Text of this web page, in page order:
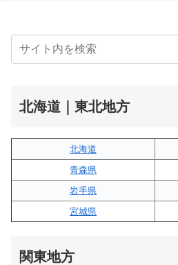
北海道｜東北地方
北海道
青森県
岩手県
宮城県
関東地方